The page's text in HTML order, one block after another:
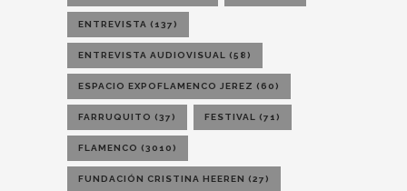
ENTREVISTA (137)
ENTREVISTA AUDIOVISUAL (58)
ESPACIO EXPOFLAMENCO JEREZ (60)
FARRUQUITO (37) FESTIVAL (71)
FLAMENCO (3010)
FUNDACIÓN CRISTINA HEEREN (27)